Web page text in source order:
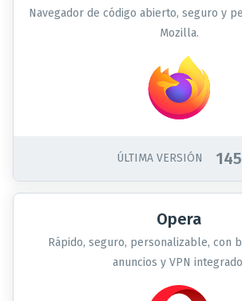
Navegador de código abierto, seguro y
Mozilla.
ÚLTIMA VERSIÓN 145
Opera
Rápido, seguro, personalizable, con
anuncios y VPN